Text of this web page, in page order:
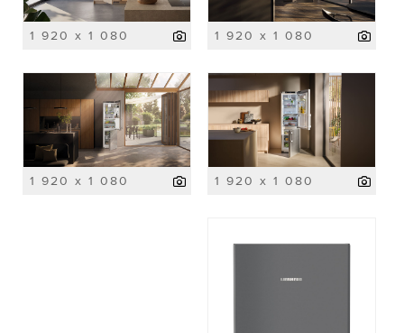
1 920 x 1 080 1 920 x 1 080
1 920 x 1 080 1 920 x 1 080